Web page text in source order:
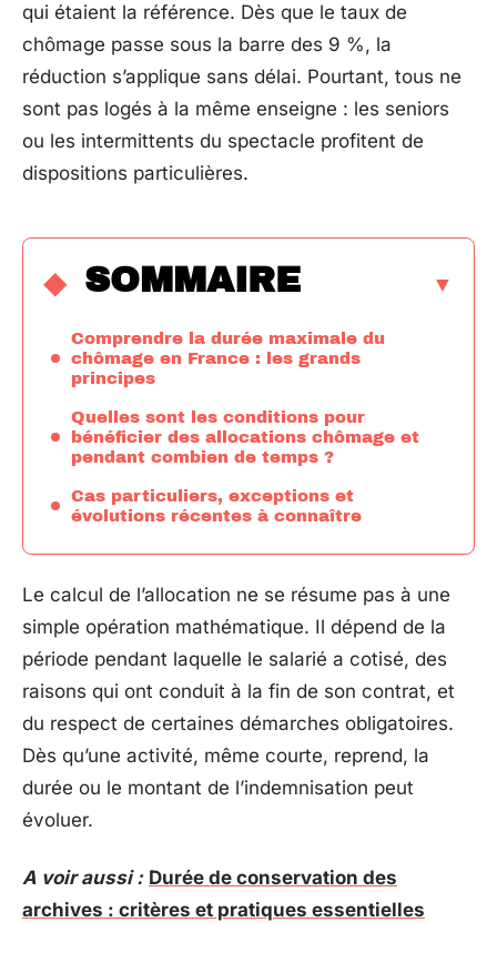
qui étaient la référence. Dès que le taux de
chômage passe sous la barre des 9 %, la
réduction s’applique sans délai. Pourtant, tous ne
sont pas logés à la même enseigne : les seniors
ou les intermittents du spectacle profitent de
dispositions particulières.
SOMMAIRE
Comprendre la durée maximale du
chômage en France : les grands
principes
Quelles sont les conditions pour
bénéficier des allocations chômage et
pendant combien de temps ?
Cas particuliers, exceptions et
évolutions récentes à connaître
Le calcul de l’allocation ne se résume pas à une
simple opération mathématique. Il dépend de la
période pendant laquelle le salarié a cotisé, des
raisons qui ont conduit à la fin de son contrat, et
du respect de certaines démarches obligatoires.
Dès qu’une activité, même courte, reprend, la
durée ou le montant de l’indemnisation peut
évoluer.
A voir aussi : Durée de conservation des
archives : critères et pratiques essentielles